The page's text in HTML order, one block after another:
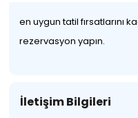
en uygun tatil fırsatlarını
rezervasyon yapın.
İletişim Bilgileri